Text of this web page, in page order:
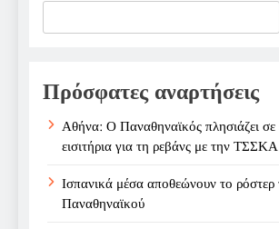
Πρόσφατες αναρτήσεις
Αθήνα: Ο Παναθηναϊκός πλησιάζει
εισιτήρια για τη ρεβάνς με την
Ισπανικά μέσα αποθεώνουν το ρόστερ
Παναθηναϊκού